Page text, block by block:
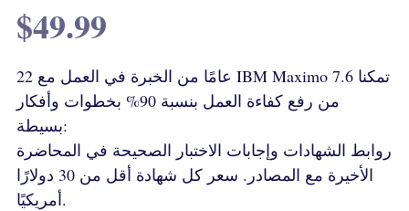
$49.99
22 عامًا من الخبرة في العمل مع IBM Maximo 7.6 تمكنا
من رفع كفاءة العمل بنسبة 90% بخطوات وأفكار
بسيطة:
روابط الشهادات وإجابات الاختبار الصحيحة في المحاضرة
الأخيرة مع المصادر. سعر كل شهادة أقل من 30 دولارًا
أمريكيًا.